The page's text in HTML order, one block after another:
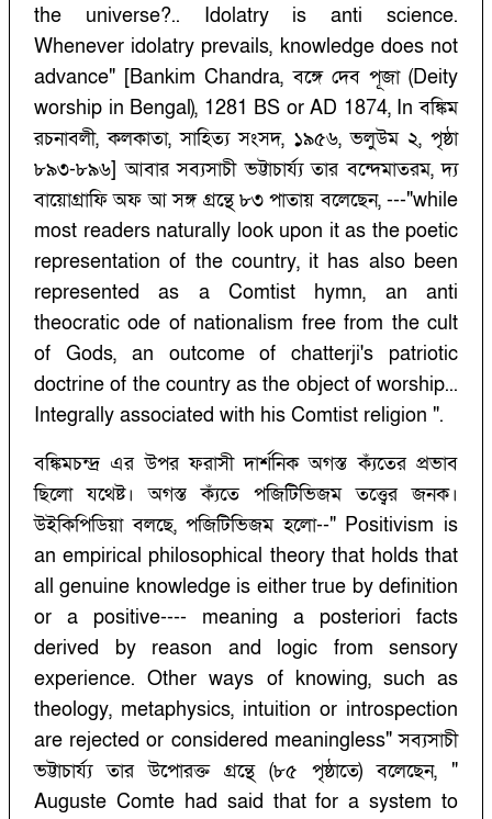
the universe?.. Idolatry is anti science.
Whenever idolatry prevails, knowledge does not
advance" [Bankim Chandra, বঙ্গে দেব পূজা (Deity
worship in Bengal), 1281 BS or AD 1874, In বঙ্কিম
রচনাবলী, কলকাতা, সাহিত্য সংসদ, ১৯৫৬, ভলুউম ২, পৃষ্ঠা
৮৯৩-৮৯৬] আবার সব্যসাচী ভট্টাচার্য্য তার বন্দেমাতরম, দ্য
বায়োগ্রাফি অফ আ সঙ্গ গ্রন্থে ৮৩ পাতায় বলেছেন, ---"while
most readers naturally look upon it as the poetic
representation of the country, it has also been
represented as a Comtist hymn, an anti
theocratic ode of nationalism free from the cult
of Gods, an outcome of chatterji's patriotic
doctrine of the country as the object of worship...
Integrally associated with his Comtist religion ".
বঙ্কিমচন্দ্র এর উপর ফরাসী দার্শনিক অগস্ত ক্যঁতের প্রভাব
ছিলো যথেষ্ট। অগস্ত ক্যঁতে পজিটিভিজম তত্ত্বের জনক।
উইকিপিডিয়া বলছে, পজিটিভিজম হলো--" Positivism is
an empirical philosophical theory that holds that
all genuine knowledge is either true by definition
or a positive---- meaning a posteriori facts
derived by reason and logic from sensory
experience. Other ways of knowing, such as
theology, metaphysics, intuition or introspection
are rejected or considered meaningless" সব্যসাচী
ভট্টাচার্য্য তার উপোরক্ত গ্রন্থে (৮৫ পৃষ্ঠাতে) বলেছেন, "
Auguste Comte had said that for a system to